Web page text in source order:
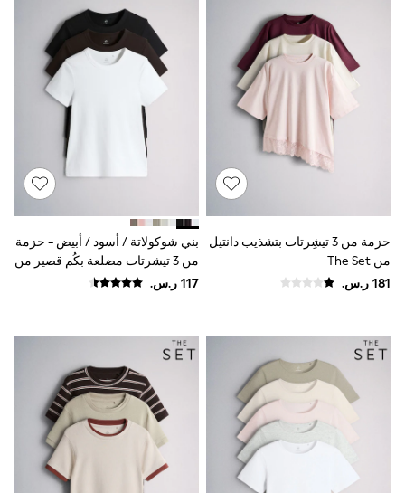
Sandals
Swimwear
Sun Hats & Caps
Mens' Holiday Shop
Occasionwear
Shirts
Linen Collection
Polo Shirts
Tops & T-Shirts
Trousers & Chinos
Swimwear
Hats & Caps
Vests
Luggage
Angel & Rocket
B by Ted Baker
Baker by Ted Baker
Boden
Lipsy
Love & Roses
Mint Velvet
حزمة من 3 تيشِرتات بتشذيب دانتيل
من The Set
بني شوكولاتة / أسود / أبيض - حزمة
من 3 تيشرتات مضلعة بكُم قصير من
The Set